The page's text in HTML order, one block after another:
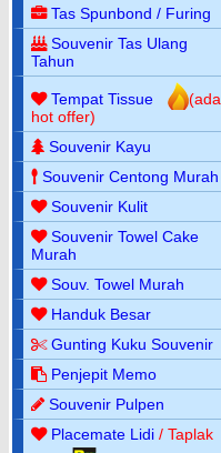
Tas Spunbond / Furing
Souvenir Tas Ulang
Tahun
Tempat Tissue
(ada
hot offer)
Souvenir Kayu
Souvenir Centong Murah
Souvenir Kulit
Souvenir Towel Cake
Murah
Souv. Towel Murah
Handuk Besar
Gunting Kuku Souvenir
Penjepit Memo
Souvenir Pulpen
Placemate Lidi / Taplak